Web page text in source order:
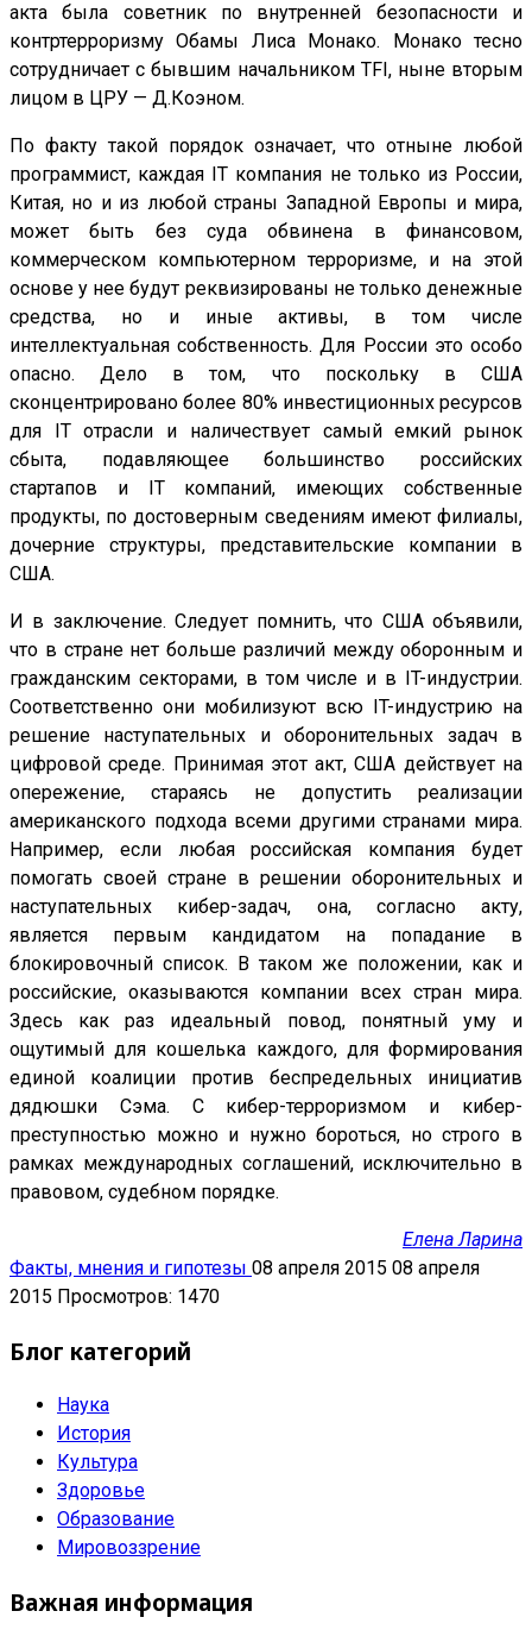
акта была советник по внутренней безопасности и
контртерроризму Обамы Лиса Монако. Монако тесно
сотрудничает с бывшим начальником TFI, ныне вторым
лицом в ЦРУ — Д.Коэном.
По факту такой порядок означает, что отныне любой
программист, каждая IT компания не только из России,
Китая, но и из любой страны Западной Европы и мира,
может быть без суда обвинена в финансовом,
коммерческом компьютерном терроризме, и на этой
основе у нее будут реквизированы не только денежные
средства, но и иные активы, в том числе
интеллектуальная собственность. Для России это особо
опасно. Дело в том, что поскольку в США
сконцентрировано более 80% инвестиционных ресурсов
для IT отрасли и наличествует самый емкий рынок
сбыта, подавляющее большинство российских
стартапов и IT компаний, имеющих собственные
продукты, по достоверным сведениям имеют филиалы,
дочерние структуры, представительские компании в
США.
И в заключение. Следует помнить, что США объявили,
что в стране нет больше различий между оборонным и
гражданским секторами, в том числе и в IT-индустрии.
Соответственно они мобилизуют всю IT-индустрию на
решение наступательных и оборонительных задач в
цифровой среде. Принимая этот акт, США действует на
опережение, стараясь не допустить реализации
американского подхода всеми другими странами мира.
Например, если любая российская компания будет
помогать своей стране в решении оборонительных и
наступательных кибер-задач, она, согласно акту,
является первым кандидатом на попадание в
блокировочный список. В таком же положении, как и
российские, оказываются компании всех стран мира.
Здесь как раз идеальный повод, понятный уму и
ощутимый для кошелька каждого, для формирования
единой коалиции против беспредельных инициатив
дядюшки Сэма. С кибер-терроризмом и кибер-
преступностью можно и нужно бороться, но строго в
рамках международных соглашений, исключительно в
правовом, судебном порядке.
Елена Ларина
Факты, мнения и гипотезы 08 апреля 2015 08 апреля
2015 Просмотров: 1470
Блог категорий
Наука
История
Культура
Здоровье
Образование
Мировоззрение
Важная информация